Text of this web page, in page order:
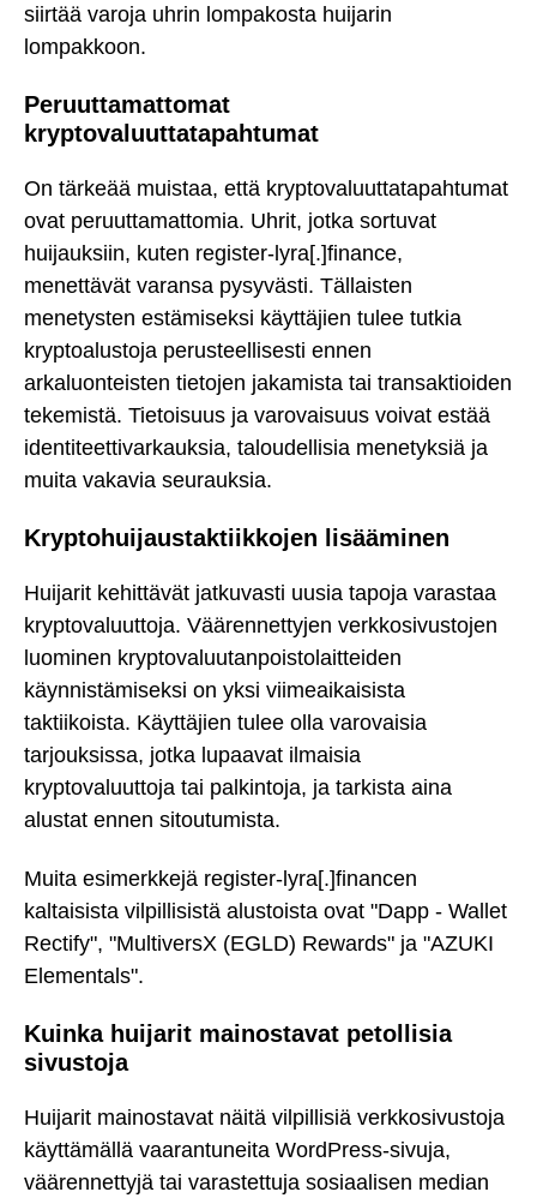
siirtää varoja uhrin lompakosta huijarin
lompakkoon.
Peruuttamattomat
kryptovaluuttatapahtumat
On tärkeää muistaa, että kryptovaluuttatapahtumat
ovat peruuttamattomia. Uhrit, jotka sortuvat
huijauksiin, kuten register-lyra[.]finance,
menettävät varansa pysyvästi. Tällaisten
menetysten estämiseksi käyttäjien tulee tutkia
kryptoalustoja perusteellisesti ennen
arkaluonteisten tietojen jakamista tai transaktioiden
tekemistä. Tietoisuus ja varovaisuus voivat estää
identiteettivarkauksia, taloudellisia menetyksiä ja
muita vakavia seurauksia.
Kryptohuijaustaktiikkojen lisääminen
Huijarit kehittävät jatkuvasti uusia tapoja varastaa
kryptovaluuttoja. Väärennettyjen verkkosivustojen
luominen kryptovaluutanpoistolaitteiden
käynnistämiseksi on yksi viimeaikaisista
taktiikoista. Käyttäjien tulee olla varovaisia
tarjouksissa, jotka lupaavat ilmaisia
kryptovaluuttoja tai palkintoja, ja tarkista aina
alustat ennen sitoutumista.
Muita esimerkkejä register-lyra[.]financen
kaltaisista vilpillisistä alustoista ovat "Dapp - Wallet
Rectify", "MultiversX (EGLD) Rewards" ja "AZUKI
Elementals".
Kuinka huijarit mainostavat petollisia
sivustoja
Huijarit mainostavat näitä vilpillisiä verkkosivustoja
käyttämällä vaarantuneita WordPress-sivuja,
väärennettyjä tai varastettuja sosiaalisen median